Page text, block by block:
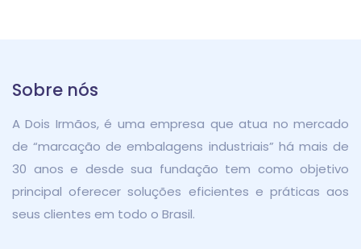
Sobre nós
A Dois Irmãos, é uma empresa que atua no mercado
de “marcação de embalagens industriais” há mais de
30 anos e desde sua fundação tem como objetivo
principal oferecer soluções eficientes e práticas aos
seus clientes em todo o Brasil.